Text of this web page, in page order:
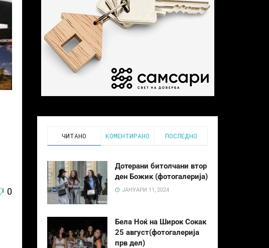
0
ЧИТАНО КОМЕНТИРАНО ПОСЛЕДНО
Дотерани битолчани втор
ден Божик (фотогалерија)
ЈАНУАРИ 11, 2024
Бела Ноќ на Широк Сокак
25 август(фотогалерија
прв дел)